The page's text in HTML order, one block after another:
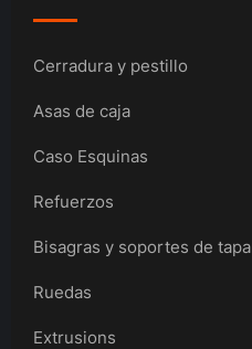
Cerradura y pestillo
Asas de caja
Caso Esquinas
Refuerzos
Bisagras y soportes de tapa
Ruedas
Extrusions